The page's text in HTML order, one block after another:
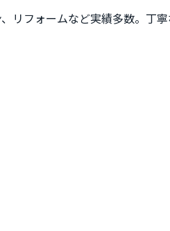
リフォームなど実績多数。丁